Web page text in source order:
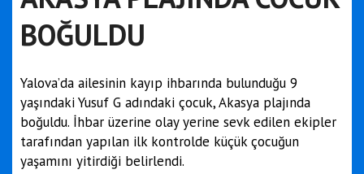
BOĞULDU
Yalova’da ailesinin kayıp ihbarında bulunduğu 9
yaşındaki Yusuf G adındaki çocuk, Akasya plajında
boğuldu. İhbar üzerine olay yerine sevk edilen ekipler
tarafından yapılan ilk kontrolde küçük çocuğun
yaşamını yitirdiği belirlendi.